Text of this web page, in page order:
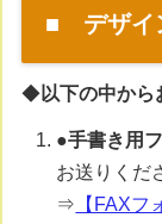
■ デザイ
◆以下の中か
●手書き用
お送りくだ
⇒ 【FAXフ